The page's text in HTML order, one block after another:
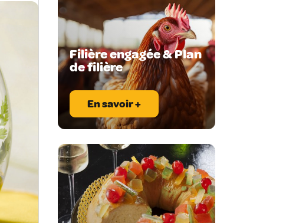
Filière engagée & Plan
de filière
En savoir +